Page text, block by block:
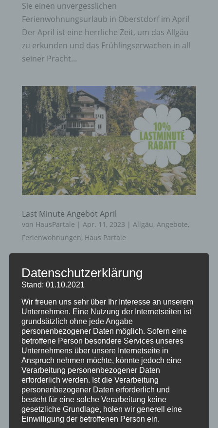
Sie einen unvergesslichen
Ferienwohnungsurlaub in Oberstdorf im April
Der April ist eine herrliche Zeit, um das Allgäu
zu erkunden und das Frühlingserwachen in all
seiner Pracht...
Last Minute Angebot April
von HausPartale | Apr. 11, 2023 | Allgäu, Angebote,
Ferienwohnungen, Haus Partale
alle verfügbaren Ferienwohnungen gewähren
wir Ihnen einen 10% Last Minute Rabatt
Ostern ist vorbei und wir haben wieder
Ferienwohnungen frei! zu unserem aktuellen
Ferienwohnung-Verfügbarkeitskalender
Gönnen Sie sich...
Datenschutzerklärung
Stand: 01.10.2021
Wir freuen uns sehr über Ihr Interesse an unserem
Unternehmen. Eine Nutzung der Internetseiten ist
grundsätzlich ohne jede Angabe
personenbezogener Daten möglich. Sofern eine
betroffene Person besondere Services unseres
Unternehmens über unsere Internetseite in
Anspruch nehmen möchte, könnte jedoch eine
Verarbeitung personenbezogener Daten
erforderlich werden. Ist die Verarbeitung
personenbezogener Daten erforderlich und
besteht für eine solche Verarbeitung keine
gesetzliche Grundlage, holen wir generell eine
Einwilligung der betroffenen Person ein.